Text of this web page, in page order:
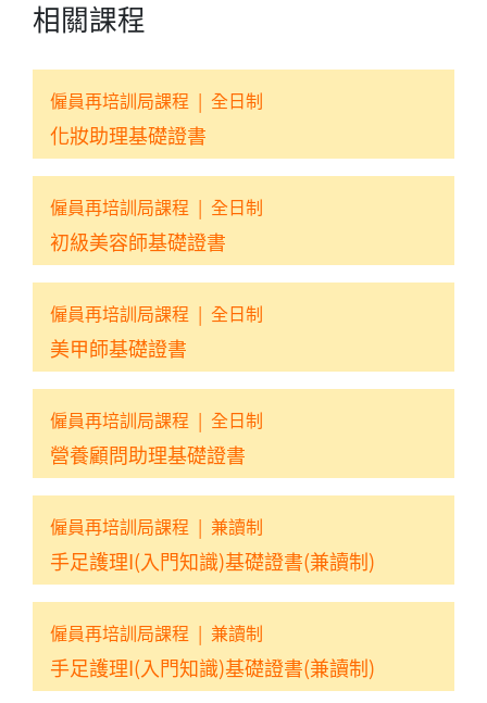
相關課程
僱員再培訓局課程 | 全日制
化妝助理基礎證書
僱員再培訓局課程 | 全日制
初級美容師基礎證書
僱員再培訓局課程 | 全日制
美甲師基礎證書
僱員再培訓局課程 | 全日制
營養顧問助理基礎證書
僱員再培訓局課程 | 兼讀制
手足護理I(入門知識)基礎證書(兼讀制)
僱員再培訓局課程 | 兼讀制
手足護理I(入門知識)基礎證書(兼讀制)